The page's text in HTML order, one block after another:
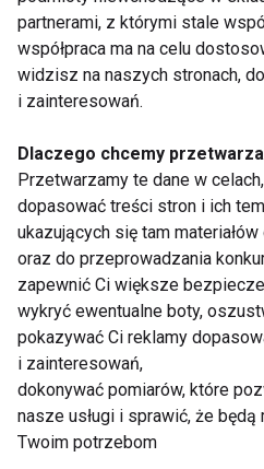
• stosować ćwiczenia
głębokich wdechów
i przestać myśleć o bólu;
może zmniejszać
rozpoczęciem technik
o odpowiednie otoczenie:
hałasu, wygodę i spokojną
• otaczać się ludźmi –
zmagające się z
ochotę na spotkania ze
kategorycznie ich unikać.
dbanie o relacje z nimi ma
procesie walki z bólem.
partnerami, z którymi stale
współpraca ma na celu
widzisz na naszych stronach,
i zainteresowań.
Dlaczego chcemy
Przetwarzamy te dane w
dopasować treści stron i ich
ukazujących się tam
oraz do przeprowadzania
zapewnić Ci większe
wykryć ewentualne boty,
pokazywać Ci reklamy
i zainteresowań,
dokonywać pomiarów, które
nasze usługi i sprawić, że
Twoim potrzebom